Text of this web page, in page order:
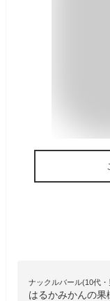
ナックルバール(10代・
はるかみかんの果